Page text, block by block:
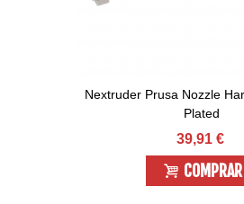
Nextruder Prusa Nozzle
Plated
39,91 €
COMPRAR